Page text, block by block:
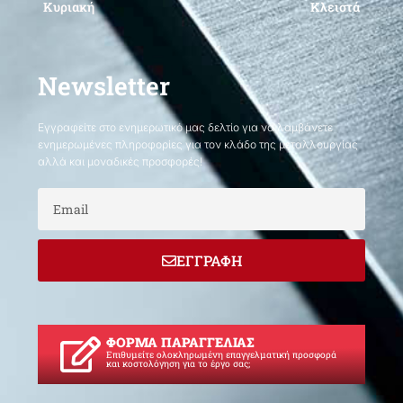
Κυριακή
Κλειστά
Newsletter
Εγγραφείτε στο ενημερωτικό μας δελτίο για να λαμβάνετε
ενημερωμένες πληροφορίες για τον κλάδο της μεταλλουργίας
αλλά και μοναδικές προσφορές!
ΕΓΓΡΑΦΗ
ΦΟΡΜΑ ΠΑΡΑΓΓΕΛΙΑΣ
Επιθυμείτε ολοκληρωμένη επαγγελματική προσφορά
και κοστολόγηση για το έργο σας;